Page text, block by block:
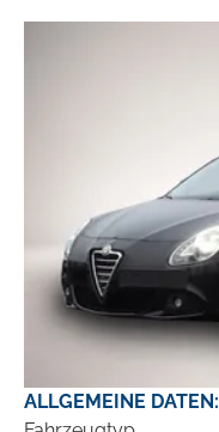
ALLGEMEINE DATEN: